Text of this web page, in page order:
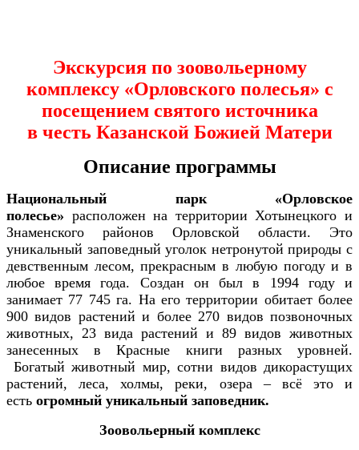
Экскурсия по зоовольерному
комплексу «Орловского полесья» с
посещением святого источника
в честь Казанской Божией Матери
Описание программы
Национальный парк «Орловское
полесье» расположен на территории Хотынецкого и
Знаменского районов Орловской области. Это
уникальный заповедный уголок нетронутой природы с
девственным лесом, прекрасным в любую погоду и в
любое время года. Создан он был в 1994 году и
занимает 77 745 га. На его территории обитает более
900 видов растений и более 270 видов позвоночных
животных, 23 вида растений и 89 видов животных
занесенных в Красные книги разных уровней.
Богатый животный мир, сотни видов дикорастущих
растений, леса, холмы, реки, озера – всё это и
есть огромный уникальный заповедник.
Зоовольерный комплекс